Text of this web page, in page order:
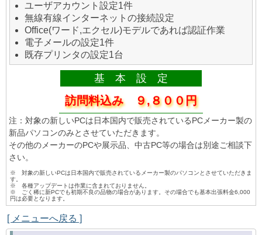
ユーザアカウント設定1件
無線有線インターネットの接続設定
Office(ワード,エクセル)モデルであれば認証作業
電子メールの設定1件
既存プリンタの設定1台
基 本 設 定
訪問料込み ９,８００円
注：対象の新しいPCは日本国内で販売されているPCメーカー製の
新品パソコンのみとさせていただきます。
その他のメーカーのPCや展示品、中古PC等の場合は別途ご相談下
さい。
※ 対象の新しいPCは日本国内で販売されているメーカー製のパソコンとさせていただきま
す。
※ 各種アップデートは作業に含まれておりません。
※ ごく稀に新PCでも初期不良の品物の場合があります。その場合でも基本出張料金6,000
円は必要となります。
[ メニューへ戻る ]